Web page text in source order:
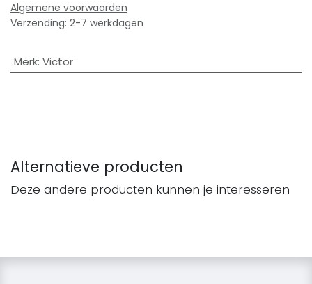
Algemene voorwaarden
Verzending: 2-7 werkdagen
Merk: Victor
Alternatieve producten
Deze andere producten kunnen je interesseren